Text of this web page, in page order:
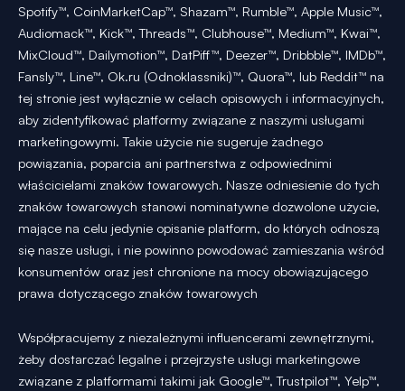
Spotify™, CoinMarketCap™, Shazam™, Rumble™, Apple Music™,
Audiomack™, Kick™, Threads™, Clubhouse™, Medium™, Kwai™,
MixCloud™, Dailymotion™, DatPiff™, Deezer™, Dribbble™, IMDb™,
Fansly™, Line™, Ok.ru (Odnoklassniki)™, Quora™, lub Reddit™ na
tej stronie jest wyłącznie w celach opisowych i informacyjnych,
aby zidentyfikować platformy związane z naszymi usługami
marketingowymi. Takie użycie nie sugeruje żadnego
powiązania, poparcia ani partnerstwa z odpowiednimi
właścicielami znaków towarowych. Nasze odniesienie do tych
znaków towarowych stanowi nominatywne dozwolone użycie,
mające na celu jedynie opisanie platform, do których odnoszą
się nasze usługi, i nie powinno powodować zamieszania wśród
konsumentów oraz jest chronione na mocy obowiązującego
prawa dotyczącego znaków towarowych
Współpracujemy z niezależnymi influencerami zewnętrznymi,
żeby dostarczać legalne i przejrzyste usługi marketingowe
związane z platformami takimi jak Google™, Trustpilot™, Yelp™,